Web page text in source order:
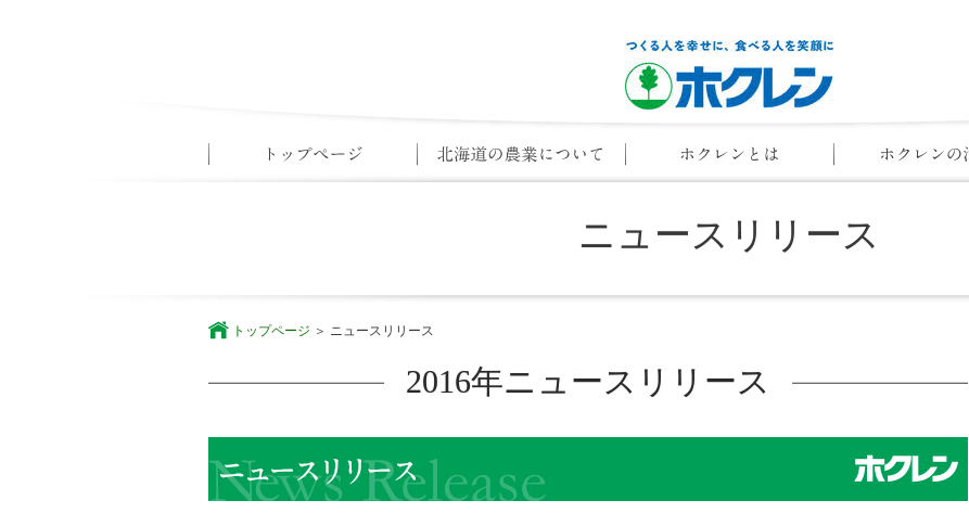
ニュースリリース
トップページ ニュースリリース
2016年ニュースリリース